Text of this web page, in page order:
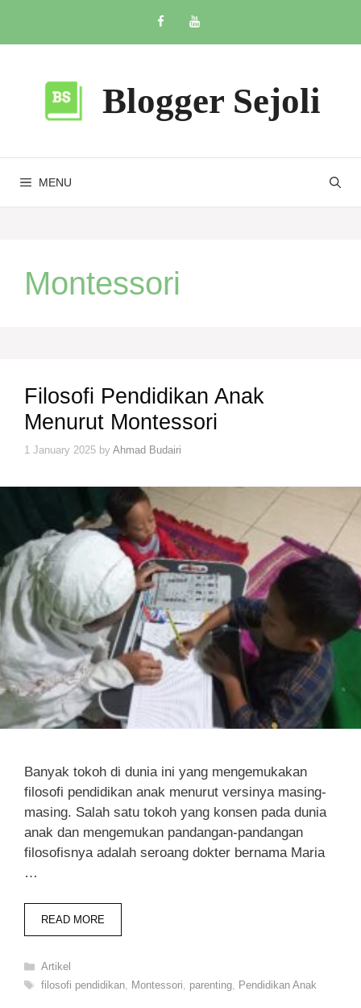
content
Blogger Sejoli
MENU
Montessori
Filosofi Pendidikan Anak
Menurut Montessori
1 January 2025 by Ahmad Budairi
Banyak tokoh di dunia ini yang mengemukakan
filosofi pendidikan anak menurut versinya masing-
masing. Salah satu tokoh yang konsen pada dunia
anak dan mengemukan pandangan-pandangan
filosofisnya adalah seroang dokter bernama Maria
…
READ MORE
Categories
Artikel
Tags
filosofi pendidikan, Montessori, parenting, Pendidikan Anak